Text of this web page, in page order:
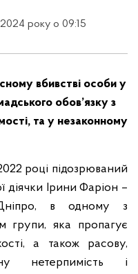
року о 09:15
вбивстві особи у
обов’язку з
та у незаконному
році підозрюваний
діячки Ірини Фаріон –
в одному з
групи, яка пропагує
а також расову,
нетерпимість і